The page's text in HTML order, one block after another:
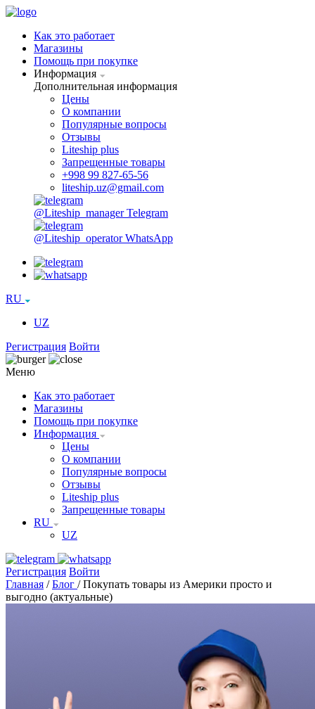
Как это работает
Магазины
Помощь при покупке
Информация
Дополнительная информация
Цены
О компании
Популярные вопросы
Отзывы
Liteship plus
Запрещенные товары
+998 99 827-65-56
liteship.uz@gmail.com
@Liteship_manager Telegram
@Liteship_operator WhatsApp
RU
UZ
Регистрация Войти
Меню
Как это работает
Магазины
Помощь при покупке
Информация
Цены
О компании
Популярные вопросы
Отзывы
Liteship plus
Запрещенные товары
RU
UZ
Регистрация Войти
Главная / Блог / Покупать товары из Америки просто и
выгодно (актуальные)